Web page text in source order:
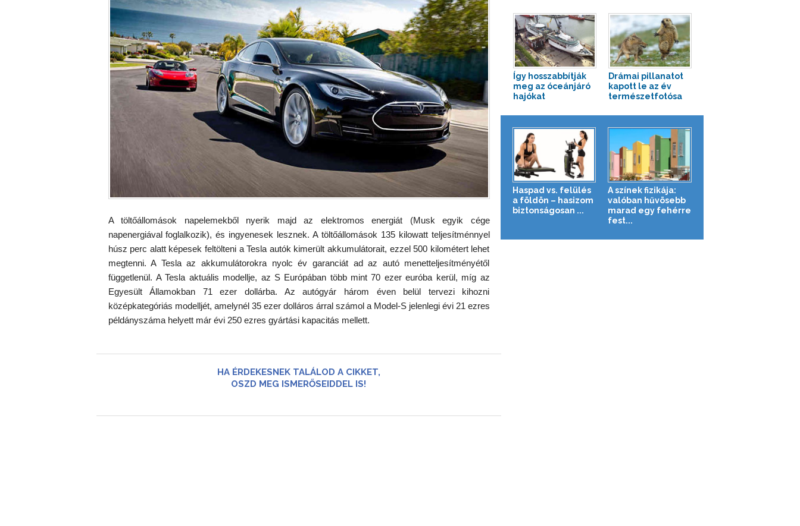
A töltőállomások napelemekből nyerik majd az elektromos energiát (Musk egyik cége
napenergiával foglalkozik), és ingyenesek lesznek. A töltőállomások 135 kilowatt teljesítménnyel
húsz perc alatt képesek feltölteni a Tesla autók kimerült akkumulátorait, ezzel 500 kilométert lehet
megtenni. A Tesla az akkumulátorokra nyolc év garanciát ad az autó menetteljesítményétől
függetlenül. A Tesla aktuális modellje, az S Európában több mint 70 ezer euróba kerül, míg az
Egyesült Államokban 71 ezer dollárba. Az autógyár három éven belül tervezi kihozni
középkategóriás modelljét, amelynél 35 ezer dolláros árral számol a Model-S jelenlegi évi 21 ezres
példányszáma helyett már évi 250 ezres gyártási kapacitás mellett.
HA ÉRDEKESNEK TALÁLOD A CIKKET,
OSZD MEG ISMERŐSEIDDEL IS!
Így hosszabbítják
meg az óceánjáró
hajókat
Drámai pillanatot
kapott le az év
természetfotósa
Haspad vs. felülés
a földön – hasizom
biztonságosan ...
A színek fizikája:
valóban hűvösebb
marad egy fehérre
fest...